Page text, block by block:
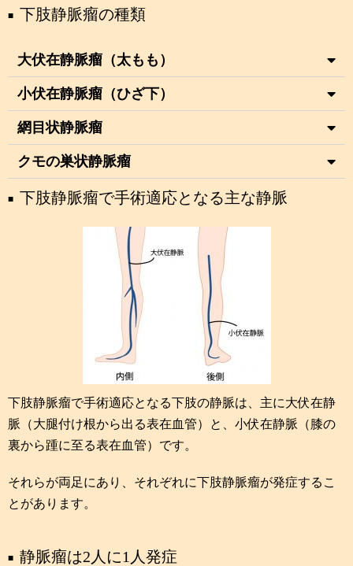
下肢静脈瘤の種類
大伏在静脈瘤（太もも）​
小伏在静脈瘤（ひざ下）​
網目状静脈瘤​
クモの巣状静脈瘤
下肢静脈瘤で手術適応となる主な静脈
下肢静脈瘤で手術適応となる下肢の静脈は、主に大伏在静
脈（大腿付け根から出る表在血管）と、小伏在静脈（膝の
裏から踵に至る表在血管）です。
それらが両足にあり、それぞれに下肢静脈瘤が発症するこ
とがあります。
静脈瘤は2人に1人発症